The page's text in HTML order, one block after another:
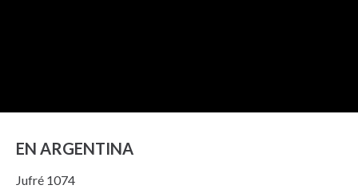
EN ARGENTINA
Jufré 1074